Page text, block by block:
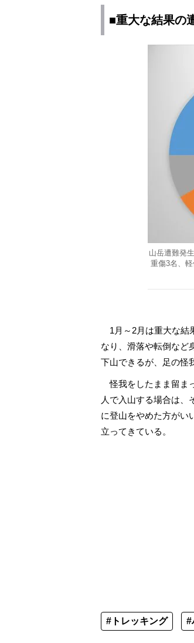
■重大な結果の
山岳遭難発
重傷3名、
1月～2月は重大な結
なり、滑落や転倒など
下山できるが、足の怪
怪我をしたまま留ま
人で入山する場合は、
に登山をやめた方がい
立ってきている。
#トレッキング #